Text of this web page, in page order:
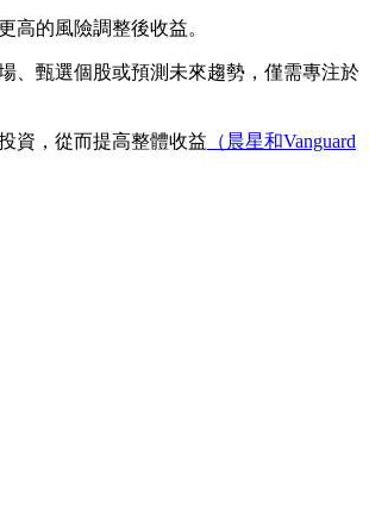
高的風險調整後收益。
、甄選個股或預測未來趨勢，僅需專注於
資，從而提高整體收益 （晨星和Vanguard